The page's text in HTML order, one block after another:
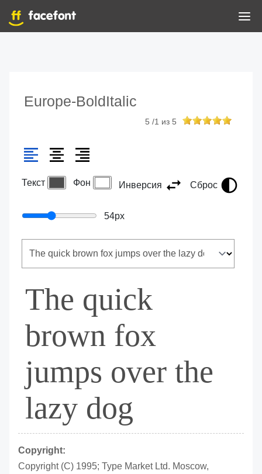
Europe-BoldItalic
5 /1 из 5
Текст Фон Инверсия Сброс
54px
The quick
brown fox
jumps over the
lazy dog
Copyright:
Copyright (C) 1995; Type Market Ltd. Moscow,